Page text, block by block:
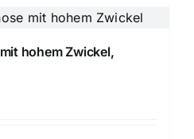
hohem Zwickel,